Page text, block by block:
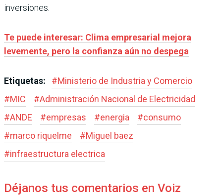
inversiones.
Te puede interesar: Clima empresarial mejora
levemente, pero la confianza aún no despega
Etiquetas: #Ministerio de Industria y Comercio
#MIC #Administración Nacional de Electricidad
#ANDE #empresas #energia #consumo
#marco riquelme #Miguel baez
#infraestructura electrica
Déjanos tus comentarios en Voiz